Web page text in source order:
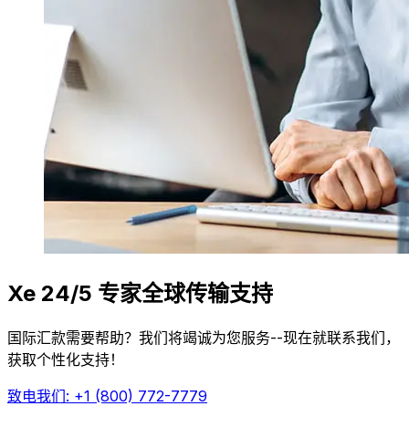
Xe 24/5 专家全球传输支持
国际汇款需要帮助？我们将竭诚为您服务--现在就联系我们，
获取个性化支持！
致电我们: +1 (800) 772-7779